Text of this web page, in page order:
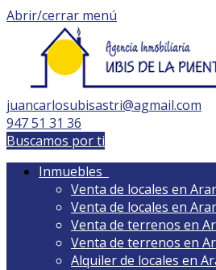
Abrir/cerrar menú
juancarlosubisastri@agmail.com
947 51 31 36
Buscamos por ti
Inmuebles
Venta de locales en
Venta de locales en
Venta de terrenos en
Venta de terrenos en
Alquiler de locales en